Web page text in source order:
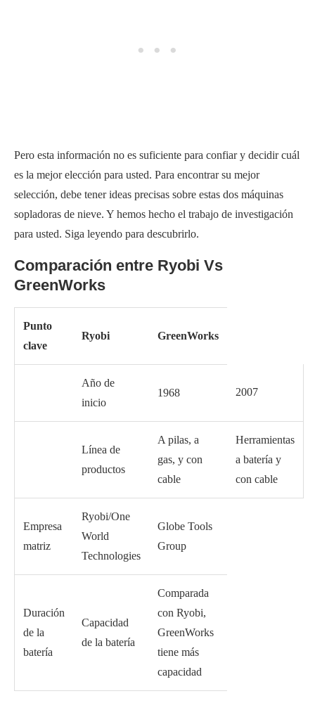
Pero esta información no es suficiente para confiar y decidir cuál
es la mejor elección para usted. Para encontrar su mejor
selección, debe tener ideas precisas sobre estas dos máquinas
sopladoras de nieve. Y hemos hecho el trabajo de investigación
para usted. Siga leyendo para descubrirlo.
Comparación entre Ryobi Vs
GreenWorks
Punto
clave
Ryobi GreenWorks
Año de
inicio
1968 2007
Línea de
productos
A pilas, a
gas, y con
cable
Herramientas
a batería y
con cable
Empresa
matriz
Ryobi/One
World
Technologies
Globe Tools
Group
Duración
de la
batería
Capacidad
de la batería
Comparada
con Ryobi,
GreenWorks
tiene más
capacidad